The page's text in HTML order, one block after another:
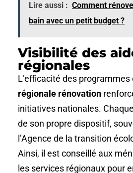
Lire aussi : Comment
bain avec un petit budget ?
Visibilité des
régionales
L’efficacité des programmes
régionale rénovation
initiatives nationales.
de son propre dispositif,
l’Agence de la transition
Ainsi, il est conseillé aux
les services régionaux pour